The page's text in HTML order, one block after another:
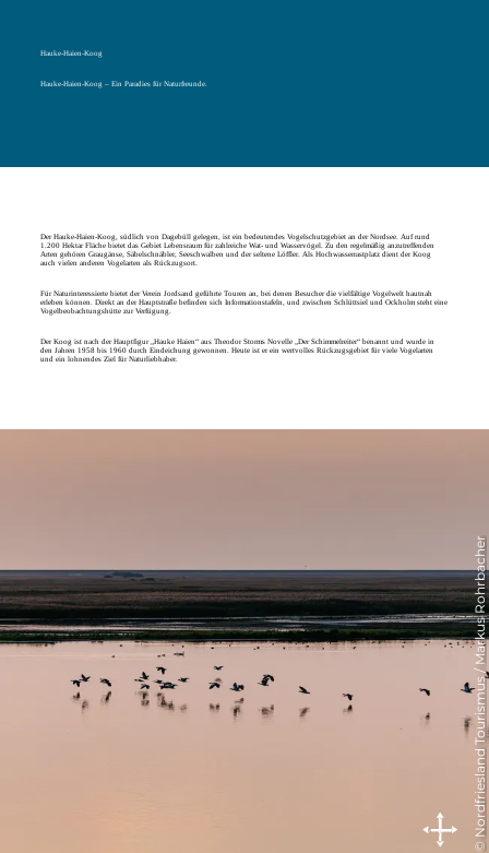
Hauke-Haien-Koog
Hauke-Haien-Koog – Ein Paradies für Naturfreunde.
Der Hauke-Haien-Koog, südlich von Dagebüll gelegen, ist ein bedeutendes Vogelschutzgebiet an der Nordsee. Auf rund
1.200 Hektar Fläche bietet das Gebiet Lebensraum für zahlreiche Wat- und Wasservögel. Zu den regelmäßig anzutreffenden
Arten gehören Graugänse, Säbelschnäbler, Seeschwalben und der seltene Löffler. Als Hochwasserrastplatz dient der Koog
auch vielen anderen Vogelarten als Rückzugsort.
Für Naturinteressierte bietet der Verein Jordsand geführte Touren an, bei denen Besucher die vielfältige Vogelwelt hautnah
erleben können. Direkt an der Hauptstraße befinden sich Informationstafeln, und zwischen Schlüttsiel und Ockholm steht eine
Vogelbeobachtungshütte zur Verfügung.
Der Koog ist nach der Hauptfigur „Hauke Haien“ aus Theodor Storms Novelle „Der Schimmelreiter“ benannt und wurde in
den Jahren 1958 bis 1960 durch Eindeichung gewonnen. Heute ist er ein wertvolles Rückzugsgebiet für viele Vogelarten
und ein lohnendes Ziel für Naturliebhaber.
© Nordfriesland Tourismus / Markus Rohrbacher